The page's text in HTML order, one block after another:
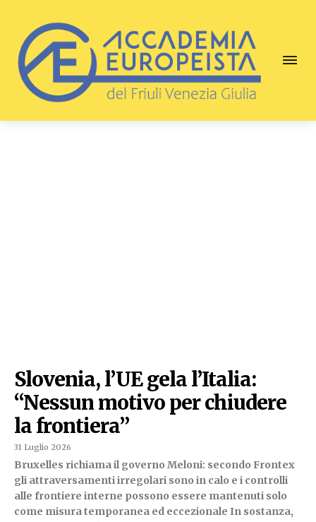
Slovenia, l’UE gela l’Italia:
“Nessun motivo per chiudere
la frontiera”
31 Luglio 2026
Bruxelles richiama il governo Meloni: secondo Frontex
gli attraversamenti irregolari sono in calo e i controlli
alle frontiere interne possono essere mantenuti solo
come misura temporanea ed eccezionale In sostanza,